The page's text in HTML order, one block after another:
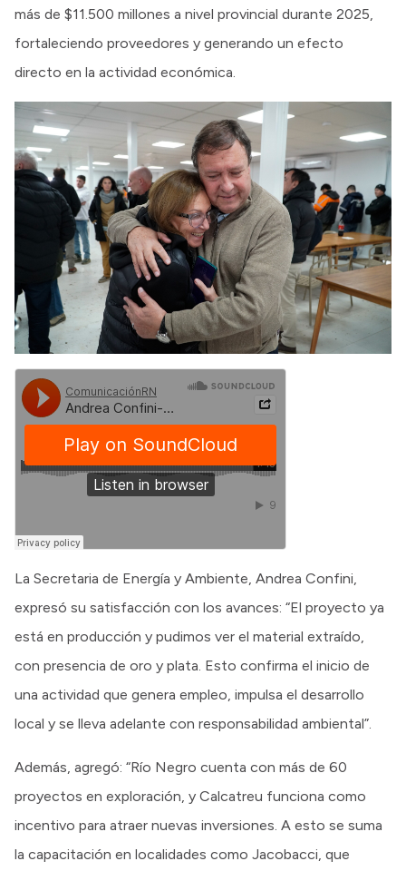
más de $11.500 millones a nivel provincial durante 2025,
fortaleciendo proveedores y generando un efecto
directo en la actividad económica.
La Secretaria de Energía y Ambiente, Andrea Confini,
expresó su satisfacción con los avances: “El proyecto ya
está en producción y pudimos ver el material extraído,
con presencia de oro y plata. Esto confirma el inicio de
una actividad que genera empleo, impulsa el desarrollo
local y se lleva adelante con responsabilidad ambiental”.
Además, agregó: “Río Negro cuenta con más de 60
proyectos en exploración, y Calcatreu funciona como
incentivo para atraer nuevas inversiones. A esto se suma
la capacitación en localidades como Jacobacci, que